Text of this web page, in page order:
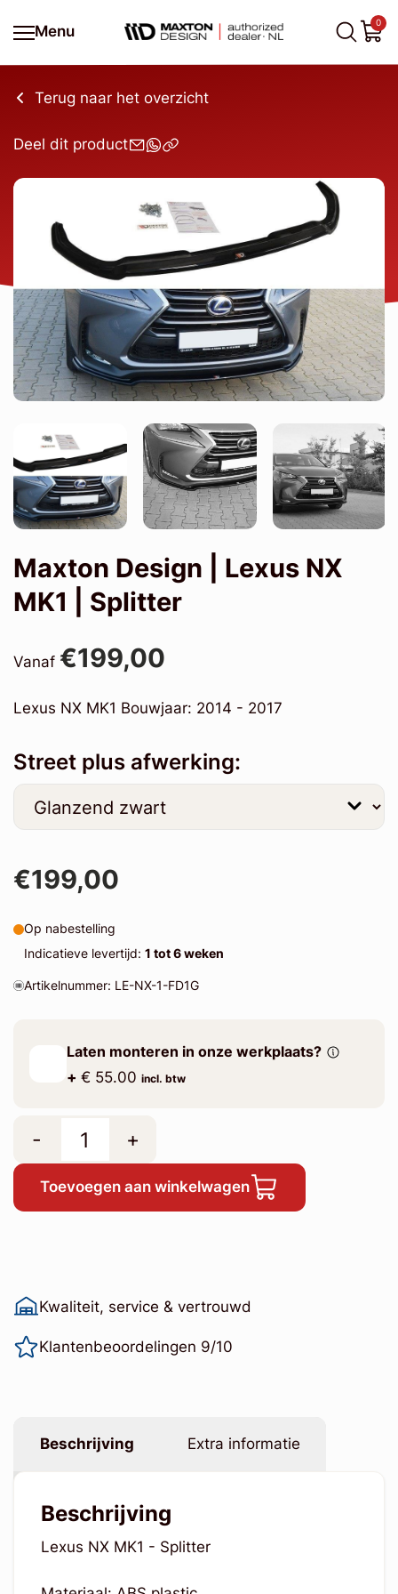
Menu
0
Terug naar het overzicht
Deel dit product
Maxton Design | Lexus NX
MK1 | Splitter
Vanaf €199,00
Lexus NX MK1 Bouwjaar: 2014 - 2017
Street plus afwerking:
€199,00
Op nabestelling
Indicatieve levertijd: 1 tot 6 weken
Artikelnummer: LE-NX-1-FD1G
Laten monteren in onze werkplaats?
+ € 55.00 incl. btw
- +
Toevoegen aan winkelwagen
Kwaliteit, service & vertrouwd
Klantenbeoordelingen 9/10
Beschrijving Extra informatie
Beschrijving
Lexus NX MK1 - Splitter